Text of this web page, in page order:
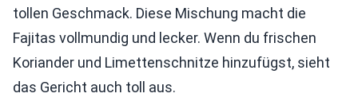
tollen Geschmack. Diese Mischung macht die
Fajitas vollmundig und lecker. Wenn du frischen
Koriander und Limettenschnitze hinzufügst, sieht
das Gericht auch toll aus.